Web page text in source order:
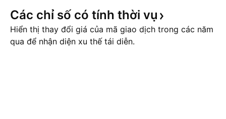
Các chỉ số có tính thời vụ
Hiển thị thay đổi giá của mã giao dịch trong các năm
qua để nhận diện xu thế tái diễn.